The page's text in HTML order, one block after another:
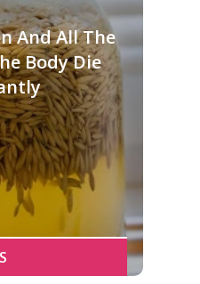
And All The
Body Die